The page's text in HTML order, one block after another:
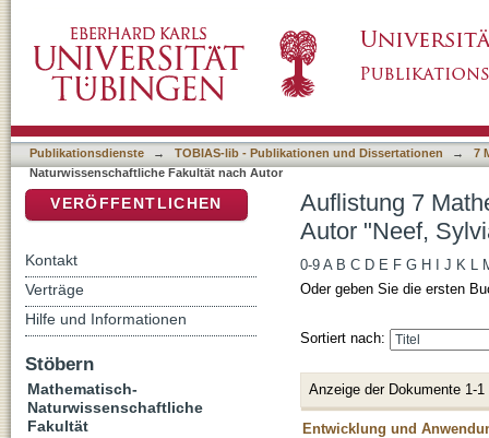
Publikationsdienste → TOBIAS-lib - Publikationen und Dissertationen →
7
Naturwissenschaftliche Fakultät nach Autor
Auflistung 7
Autor "Neef,
0-9 A B C D E F G H J K L
Oder geben Sie die ersten
Sortiert nach:
Anzeige der Dokumente 1-1
Entwicklung und
VERÖFFENTLICHEN
Kontakt
Verträge
Hilfe und Informationen
Stöbern
Mathematisch-
Naturwissenschaftliche
Fakultät